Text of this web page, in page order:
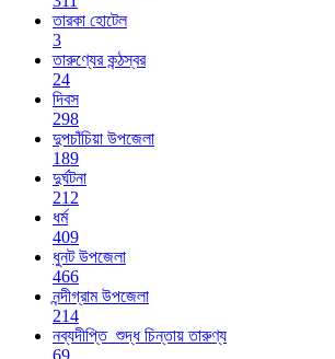
তারকা হোটেল
3
তারুণ্যের কন্ঠস্বর
24
দিবস
298
দুপচাঁচিয়া উপজেলা
189
দুর্ঘটনা
212
ধর্ম
409
ধুনট উপজেলা
466
নন্দীগ্রাম উপজেলা
214
নব্যদীপ্তি_শুদ্ধ চিন্তায় তারুণ্য
69